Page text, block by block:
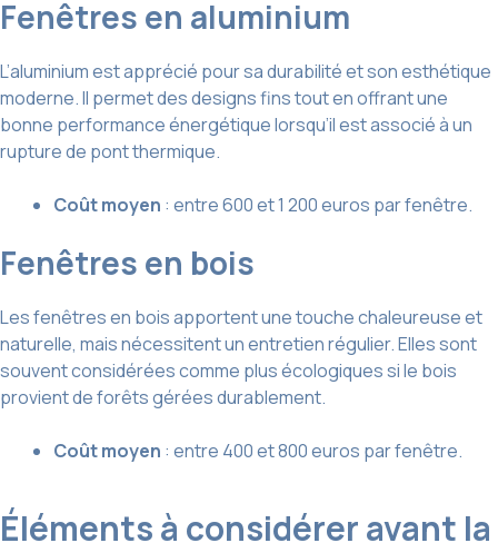
Fenêtres en aluminium
L’aluminium est apprécié pour sa durabilité et son esthétique
moderne. Il permet des designs fins tout en offrant une
bonne performance énergétique lorsqu’il est associé à un
rupture de pont thermique.
Coût moyen : entre 600 et 1 200 euros par fenêtre.
Fenêtres en bois
Les fenêtres en bois apportent une touche chaleureuse et
naturelle, mais nécessitent un entretien régulier. Elles sont
souvent considérées comme plus écologiques si le bois
provient de forêts gérées durablement.
Coût moyen : entre 400 et 800 euros par fenêtre.
Éléments à considérer avant la